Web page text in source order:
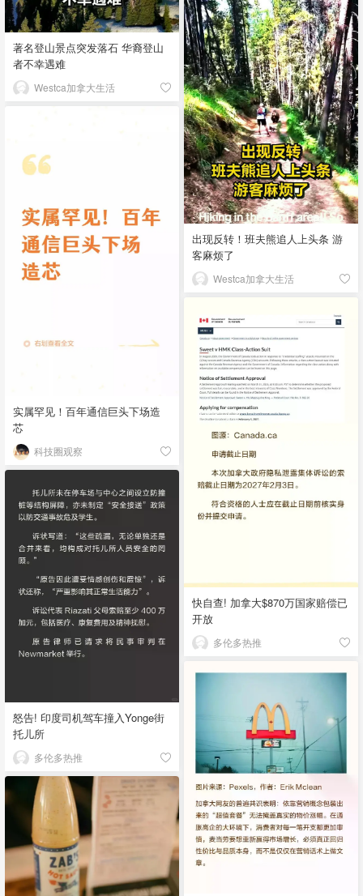
著名登山景点突发落石 华裔登山
者不幸遇难
Westca加拿大生活
出现反转！班夫熊追人上头条 游
客麻烦了
Westca加拿大生活
实属罕见！百年通信巨头下场造
芯
科技圈观察
快自查! 加拿大$870万国家赔偿已
开放
多伦多热推
怒告! 印度司机驾车撞入Yonge街
托儿所
多伦多热推